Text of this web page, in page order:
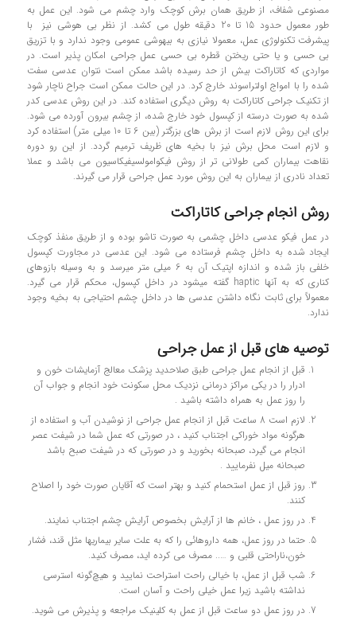
مصنوعی شفاف، از طریق همان برش کوچک وارد چشم می شود. این عمل به
طور معمول حدود 15 تا 20 دقیقه طول می کشد. از نظر بي هوشي نيز با
پيشرفت تکنولوژي عمل، معمولا نيازي به بيهوشي عمومي وجود ندارد و با تزريق
بي حسي و يا حتي ريختن قطره بي حسي عمل جراحي امکان پذير است. در
مواردی که کاتاراکت بیش از حد رسیده باشد ممکن است نتوان عدسی سفت
شده را با امواج اولتراسوند خارج کرد. در این حالت ممکن است جراح ناچار شود
از تکنیک جراحی کاتاراکت به روش دیگری استفاده کند. در این روش عدسی کدر
شده به صورت درسته از کپسول خود خارج شده، از چشم بیرون آورده می شود.
برای این روش لازم است از برش های بزرگتر (بین 6 تا 10 میلی متر) استفاده کرد
و لازم است محل برش نیز با بخیه های ظریف ترمیم گردد. از این رو دوره
نقاهت بیماران کمی طولانی تر از روش فیکوامولسیفیکاسیون می باشد و عملا
تعداد نادری از بیماران به این روش مورد عمل جراحی قرار می گیرند.
روش انجام جراحی کاتاراکت
در عمل فیکو عدسی داخل چشمی به صورت تاشو بوده و از طریق منفذ کوچک
ایجاد شده به داخل چشم فرستاده می­ شود. این عدسی در مجاورت کپسول
خلفی باز شده و اندازه اپتیک آن به 6 میلی­ متر می­رسد و به وسیله بازوهای
کناری که به آنها haptic گفته می­شود در داخل کپسول، محکم قرار می گیرد.
معمولاً برای ثابت نگاه داشتن عدسی ­ها در داخل چشم احتیاجی به بخیه وجود
ندارد.
توصيه هاي قبل از عمل جراحي
قبل از انجام عمل جراحی طبق صلاحدید پزشک معالج آزمايشات خون و
ادرار را در يکي مراکز درمانی نزديک محل سکونت خود انجام و جواب آن
را روز عمل به همراه داشته باشید .
لازم است 8 ساعت قبل از انجام عمل جراحی از نوشیدن آب و استفاده از
هرگونه مواد خوراکی اجتناب کنید ، در صورتي که عمل شما در شيفت عصر
انجام مي گيرد، صبحانه بخوريد و در صورتي که در شيفت صبح باشد
صبحانه میل نفرمایید .
روز قبل از عمل استحمام کنيد و بهتر است که آقايان صورت خود را اصلاح
کنند.
در روز عمل ، خانم ها از آرايش بخصوص آرايش چشم اجتناب نمايند.
حتما در روز عمل، همه داروهائي را که به علت ساير بيماريها مثل قند، فشار
خون،‌ناراحتي قلبي و ….. مصرف مي کرده ايد، مصرف کنيد.
شب قبل از عمل، با خيالي راحت استراحت نماييد و هيچ‌گونه استرسي
نداشته باشيد زيرا عمل خيلي راحت و آسان است.
در روز عمل دو ساعت قبل از عمل به کلينيک مراجعه و پذيرش مي شويد.